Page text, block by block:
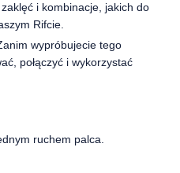
i kombinacje, jakich do
Rifcie.
wypróbujecie tego
połączyć i wykorzystać
ruchem palca.